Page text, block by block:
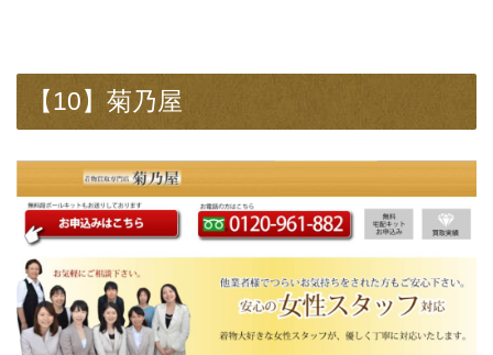
【10】菊乃屋